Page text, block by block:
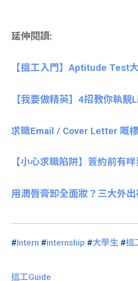
延伸閱讀:
【搵工入門】Aptitude Test
【我要做精英】4招教你執靚
求職Email / Cover Letter 嘅
【小心求職陷阱】簽約前有
用潤唇膏卸全面妝？三大外
#Intern #internship #大學生 #搵
搵工Guide